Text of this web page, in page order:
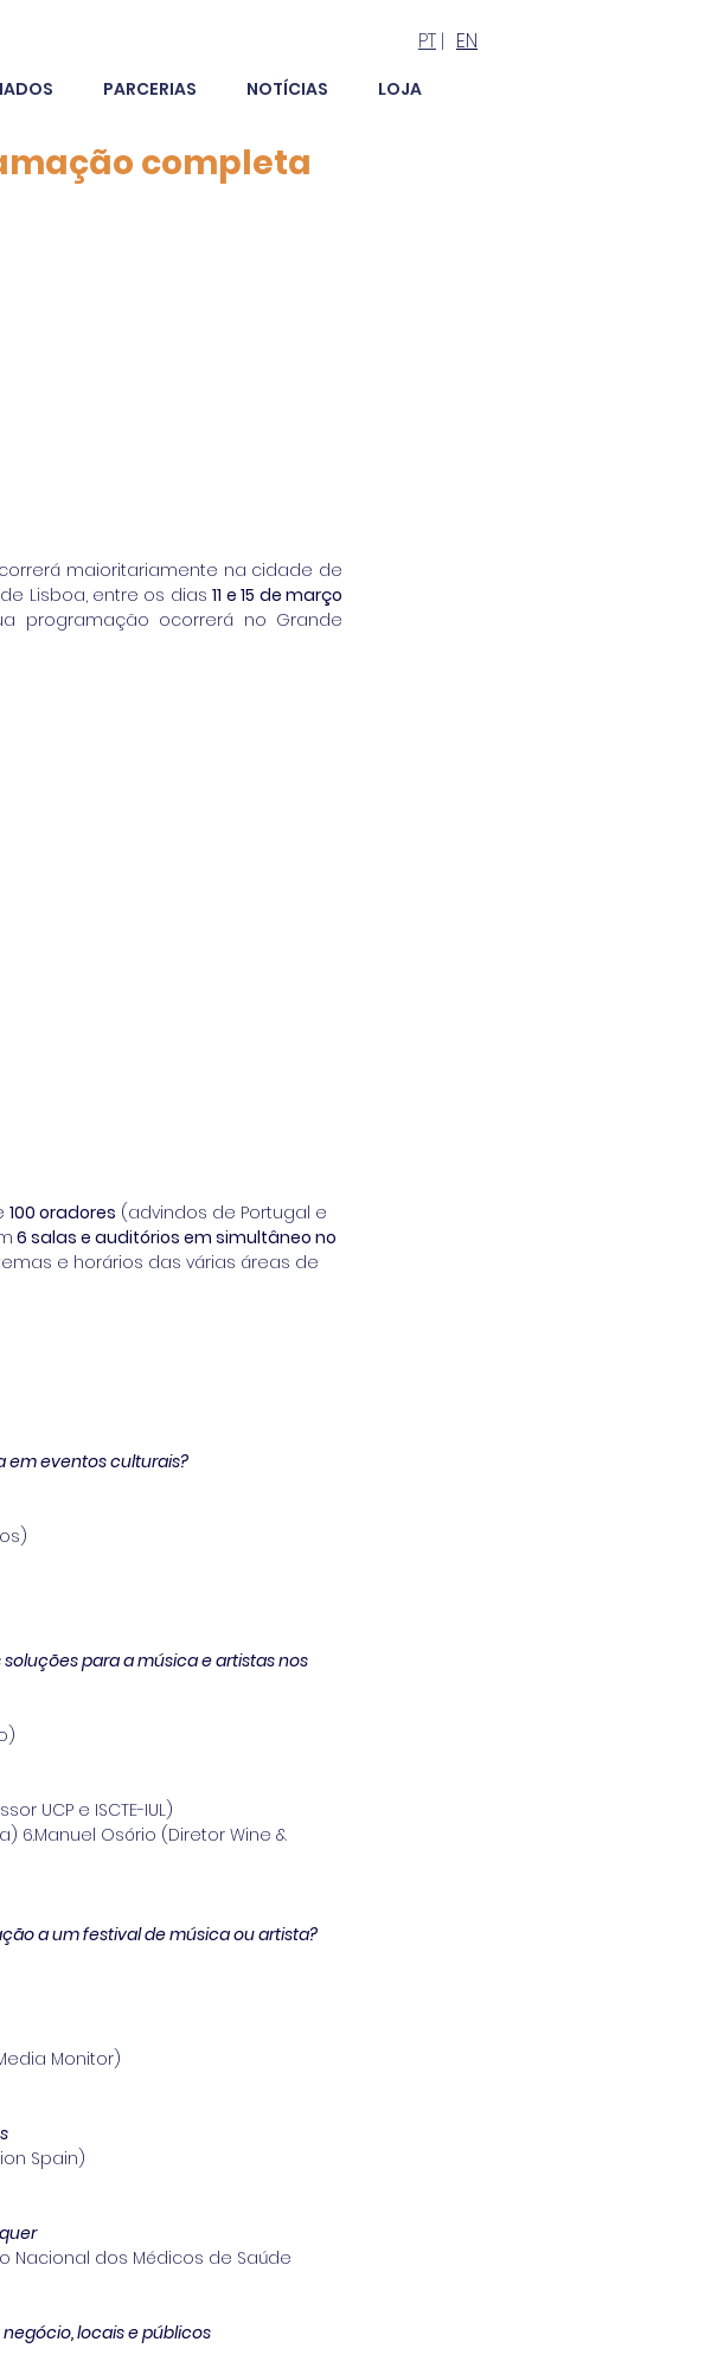
PT | EN
PARCERIAS NOTÍCIAS LOJA
completa
maioritariamente na cidade de
Lisboa, entre os dias 11 e 15 de março
programação ocorrerá no Grande
100 oradores (advindos de Portugal e
6 salas e auditórios em simultâneo no
e horários das várias áreas de
em eventos culturais?
soluções para a música e artistas nos
UCP e ISCTE-IUL)
6.Manuel Osório (Diretor Wine &
a um festival de música ou artista?
Monitor)
Spain)
Nacional dos Médicos de Saúde
locais e públicos